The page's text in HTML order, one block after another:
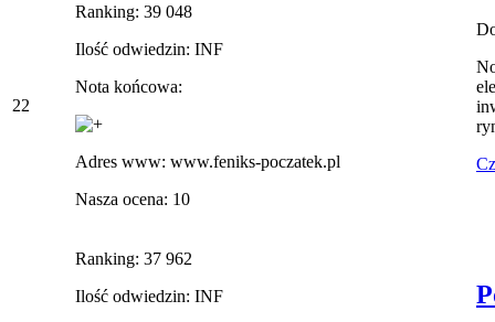
22
Ranking: 39 048
Ilość odwiedzin: INF
Nota końcowa:
Adres www: www.feniks-poczatek.pl
Nasza ocena: 10
Ranking: 37 962
Ilość odwiedzin: INF